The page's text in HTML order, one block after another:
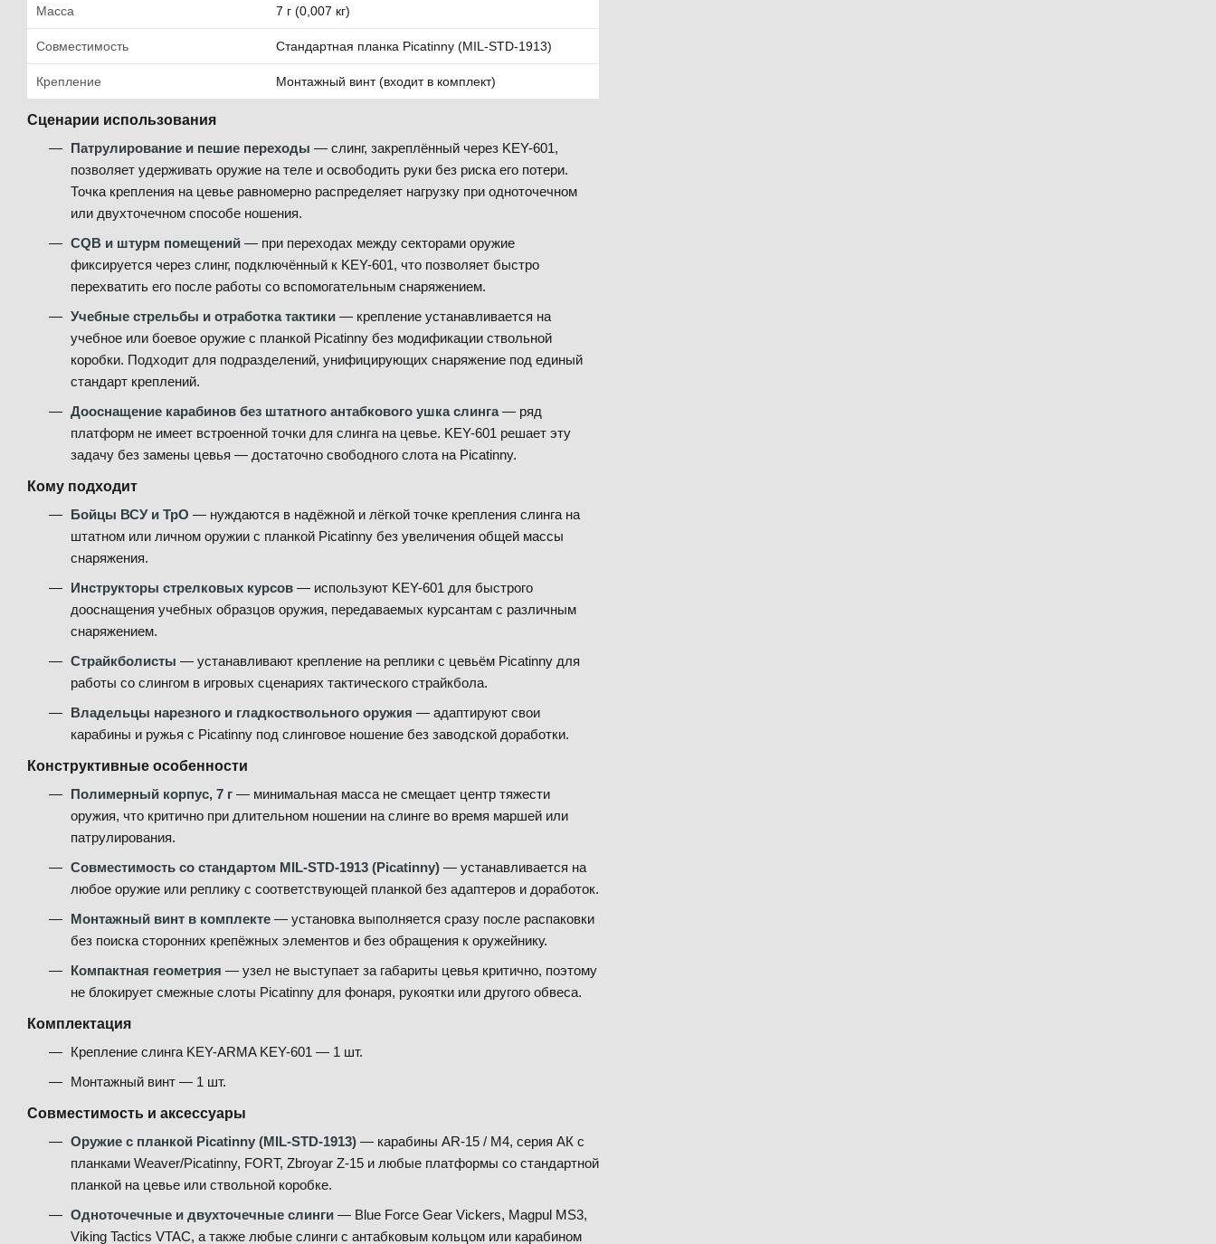
Масса 7 г (0,007 кг)
Совместимость Стандартная планка Picatinny (MIL-STD-1913)
Крепление Монтажный винт (входит в комплект)
Сценарии использования
Патрулирование и пешие переходы — слинг, закреплённый через KEY-601,
позволяет удерживать оружие на теле и освободить руки без риска его потери.
Точка крепления на цевье равномерно распределяет нагрузку при одноточечном
или двухточечном способе ношения.
CQB и штурм помещений — при переходах между секторами оружие
фиксируется через слинг, подключённый к KEY-601, что позволяет быстро
перехватить его после работы со вспомогательным снаряжением.
Учебные стрельбы и отработка тактики — крепление устанавливается на
учебное или боевое оружие с планкой Picatinny без модификации ствольной
коробки. Подходит для подразделений, унифицирующих снаряжение под единый
стандарт креплений.
Дооснащение карабинов без штатного антабкового ушка слинга— ряд
платформ не имеет встроенной точки для слинга на цевье. KEY-601 решает эту
задачу без замены цевья — достаточно свободного слота на Picatinny.
Кому подходит
Бойцы ВСУ и ТрО — нуждаются в надёжной и лёгкой точке крепления слинга на
штатном или личном оружии с планкой Picatinny без увеличения общей массы
снаряжения.
Инструкторы стрелковых курсов — используют KEY-601 для быстрого
дооснащения учебных образцов оружия, передаваемых курсантам с различным
снаряжением.
Страйкболисты — устанавливают крепление на реплики с цевьём Picatinny для
работы со слингом в игровых сценариях тактического страйкбола.
Владельцы нарезного и гладкоствольного оружия — адаптируют свои
карабины и ружья с Picatinny под слинговое ношение без заводской доработки.
Конструктивные особенности
Полимерный корпус, 7 г — минимальная масса не смещает центр тяжести
оружия, что критично при длительном ношении на слинге во время маршей или
патрулирования.
Совместимость со стандартом MIL-STD-1913 (Picatinny) — устанавливается на
любое оружие или реплику с соответствующей планкой без адаптеров и доработок.
Монтажный винт в комплекте — установка выполняется сразу после распаковки
без поиска сторонних крепёжных элементов и без обращения к оружейнику.
Компактная геометрия — узел не выступает за габариты цевья критично, поэтому
не блокирует смежные слоты Picatinny для фонаря, рукоятки или другого обвеса.
Комплектация
Крепление слинга KEY-ARMA KEY-601 — 1 шт.
Монтажный винт — 1 шт.
Совместимость и аксессуары
Оружие с планкой Picatinny (MIL-STD-1913) — карабины AR-15 / M4, серия АК с
планками Weaver/Picatinny, FORT, Zbroyar Z-15 и любые платформы со стандартной
планкой на цевье или ствольной коробке.
Одноточечные и двухточечные слинги — Blue Force Gear Vickers, Magpul MS3,
Viking Tactics VTAC, а также любые слинги с антабковым кольцом или карабином